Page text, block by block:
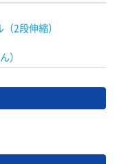
2段伸縮）
）